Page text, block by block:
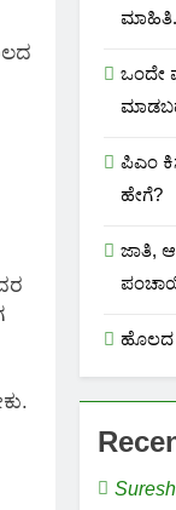
ಮಾಹಿತಿ.
ಒಂದೇ
ಪಿಎಂ
ಹೇಗೆ?
ಜಾತಿ,
ಹೊಲದ